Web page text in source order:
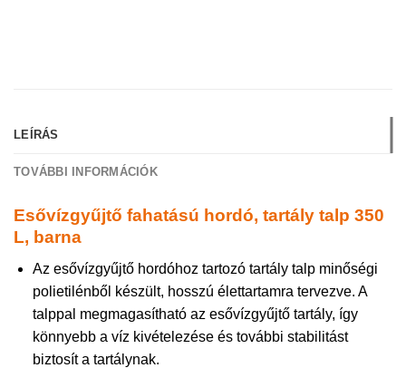
LEÍRÁS
TOVÁBBI INFORMÁCIÓK
Esővízgyűjtő fahatású hordó, tartály talp 350
L, barna
Az esővízgyűjtő hordóhoz tartozó tartály talp minőségi
polietilénből készült, hosszú élettartamra tervezve. A
talppal megmagasítható az esővízgyűjtő tartály, így
könnyebb a víz kivételezése és további stabilitást
biztosít a tartálynak.